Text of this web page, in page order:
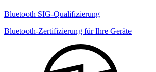
Bluetooth SIG-Qualifizierung
Bluetooth-Zertifizierung für Ihre Geräte